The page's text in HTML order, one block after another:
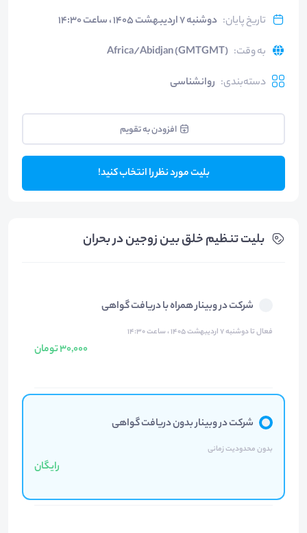
تاریخ پایان: دوشنبه ۷ اردیبهشت ۱۴۰۵ ، ساعت ۱۴:۳۰
به وقت:
Africa/Abidjan (GMTGMT)
دسته‌بندی: روانشناسی
افزودن به تقویم
بلیت مورد نظر را انتخاب کنید!
بلیت‌ تنظیم خلق بین زوجین در بحران
شرکت در وبینار همراه با دریافت گواهی
فعال تا دوشنبه ۷ اردیبهشت ۱۴۰۵ ، ساعت ۱۴:۳۰
30,000 تومان
شرکت در وبینار بدون دریافت گواهی
بدون محدودیت زمانی
رایگان